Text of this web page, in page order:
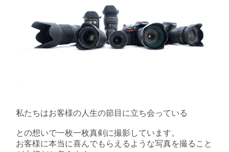
私たちはお客様の人生の節目に立ち会っている
との想いで一枚一枚真剣に撮影しています。
お客様に本当に喜んでもらえるような写真を撮ること